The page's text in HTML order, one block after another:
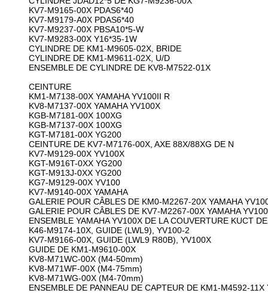
KV7-M9165-00X PDAS6*40
KV7-M9179-A0X PDAS6*40
KV7-M9237-00X PBSA10*5-W
KV7-M9283-00X Y16*35-1W
CYLINDRE DE KM1-M9605-02X, BRIDE
CYLINDRE DE KM1-M9611-02X, U/D
ENSEMBLE DE CYLINDRE DE KV8-M7522-01X
CEINTURE
KM1-M7138-00X YAMAHA YV100II R
KV8-M7137-00X YAMAHA YV100X
KGB-M7181-00X 100XG
KGB-M7137-00X 100XG
KGT-M7181-00X YG200
CEINTURE DE KV7-M7176-00X, AXE 88X/88XG DE N
KV7-M9129-00X YV100X
KGT-M916T-0XX YG200
KGT-M913J-0XX YG200
KG7-M9129-00X YV100
KV7-M9140-00X YAMAHA
GALERIE POUR CÂBLES DE KM0-M2267-20X YAMAHA
GALERIE POUR CÂBLES DE KV7-M2267-00X YAMAHA
ENSEMBLE YAMAHA YV100X DE LA COUVERTURE KUCT
K46-M9174-10X, GUIDE (LWL9), YV100-2
KV7-M9166-00X, GUIDE (LWL9 R80B), YV100X
GUIDE DE KM1-M9610-00X
KV8-M71WC-00X (M4-50mm)
KV8-M71WF-00X (M4-75mm)
KV8-M71WG-00X (M4-70mm)
ENSEMBLE DE PANNEAU DE CAPTEUR DE KM1-M4592-11X